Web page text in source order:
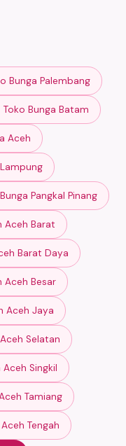
Bunga Palembang
Toko Bunga Batam
Aceh
Pangkal Pinang
Aceh Barat
Barat Daya
Aceh Besar
Aceh Jaya
Selatan
Singkil
Tamiang
Tengah